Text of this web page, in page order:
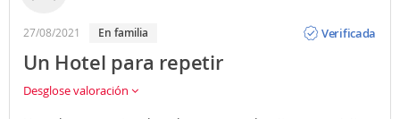
27/08/2021 En familia
Verificada
Un Hotel para repetir
Desglose valoración